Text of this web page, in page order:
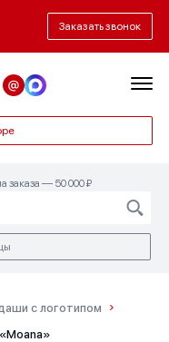
Заказать звонок
заказа — 50 000 ₽
с логотипом